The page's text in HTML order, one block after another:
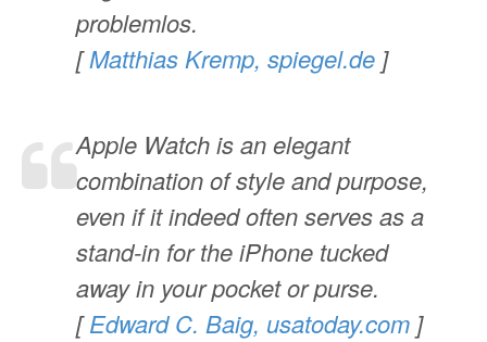
problemlos.
[Matthias Kremp, spiegel.de ]
Apple Watch is an elegant
combination of style and purpose,
even if it indeed often serves as a
stand-in for the iPhone tucked
away in your pocket or purse.
[Edward C. Baig, usatoday.com ]